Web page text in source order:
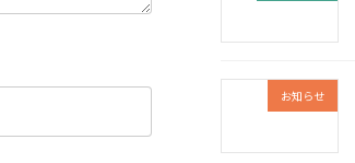
お知らせ